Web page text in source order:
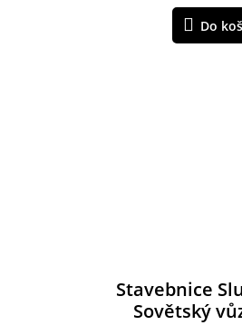
Do
Stavebnice
Sovětský